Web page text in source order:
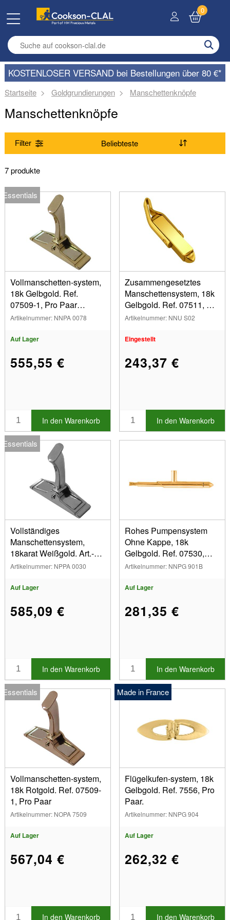
Enter search term
0
KOSTENLOSER VERSAND bei Bestellungen über 80 €*
Startseite Goldgrundierungen Manschettenknöpfe
Manschettenknöpfe
Filter
Bereich
(Entfernen) Manschettenknöpfe
Produkte
Legierung
18 Karat Weißgold (2)
18 Karat Gelbgold (4)
18 Karat Roségold (1)
Maße
Anzeigen
Auf Lager
Sonderangebotsartikel
7 produkte
Essentials
Vollmanschetten-system,
18k Gelbgold. Ref.
07509-1, Pro Paar
System Wird Pro Paar
Artikelnummer: NNPA 0078
Auf Lager
555,55 €
In den Warenkorb
Zusammengesetztes
Manschettensystem, 18k
Gelbgold. Ref. 07511, Pro
Stück
Artikelnummer: NNU S02
Eingestellt
243,37 €
In den Warenkorb
Essentials
Vollständiges
Manschettensystem,
18karat Weißgold. Art.-nr.
07509-1, Pro Paar
Artikelnummer: NPPA 0030
Auf Lager
585,09 €
In den Warenkorb
Rohes Pumpensystem
Ohne Kappe, 18k
Gelbgold. Ref. 07530,
Das Stück
Artikelnummer: NNPG 901B
Auf Lager
281,35 €
In den Warenkorb
Essentials
Vollmanschetten-system,
18k Rotgold. Ref. 07509-
1, Pro Paar
Artikelnummer: NOPA 7509
Auf Lager
567,04 €
In den Warenkorb
Made in France
Flügelkufen-system, 18k
Gelbgold. Ref. 7556, Pro
Paar.
Artikelnummer: NNPG 904
Auf Lager
262,32 €
In den Warenkorb